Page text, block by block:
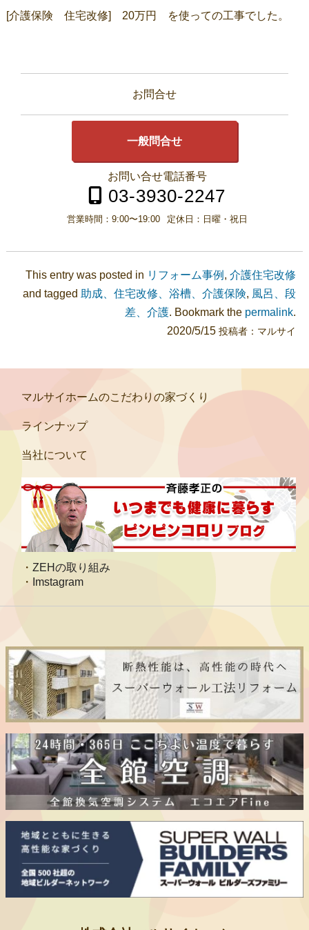
[介護保険 住宅改修] 20万円 を使っての工事でした。
お問合せ
一般問合せ
お問い合せ電話番号
03-3930-2247
営業時間： 9:00〜19:00 定休日： 日曜・祝日
This entry was posted in リフォーム事例 ,介護住宅改修
and tagged 助成、住宅改修、浴槽、介護保険, 風呂、段
差、介護. Bookmark the permalink.
2020/5/15 投稿者： マルサイ
マルサイホームのこだわりの家づくり
ラインナップ
当社について
ZEHの取り組み
Imstagram